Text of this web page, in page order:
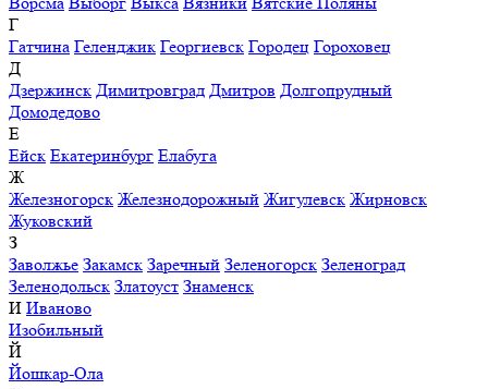
Г
Гатчина Геленджик Георгиевск Городец Гороховец
Д
Дзержинск Димитровград Дмитров Долгопрудный
Домодедово
Е
Ейск Екатеринбург Елабуга
Ж
Железногорск Железнодорожный Жигулевск Жирновск
Жуковский
З
Заволжье Закамск Заречный Зеленогорск Зеленоград
Зеленодольск Златоуст Знаменск
И Иваново
Изобильный
Й
Йошкар-Ола